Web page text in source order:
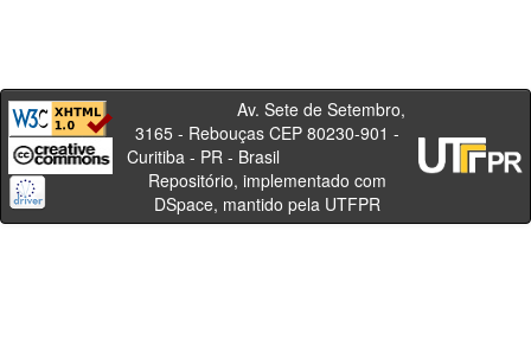
Av. Sete de Setembro,
3165 - Rebouças CEP 80230-901 -
Curitiba - PR - Brasil
Repositório, implementado com
DSpace, mantido pela UTFPR